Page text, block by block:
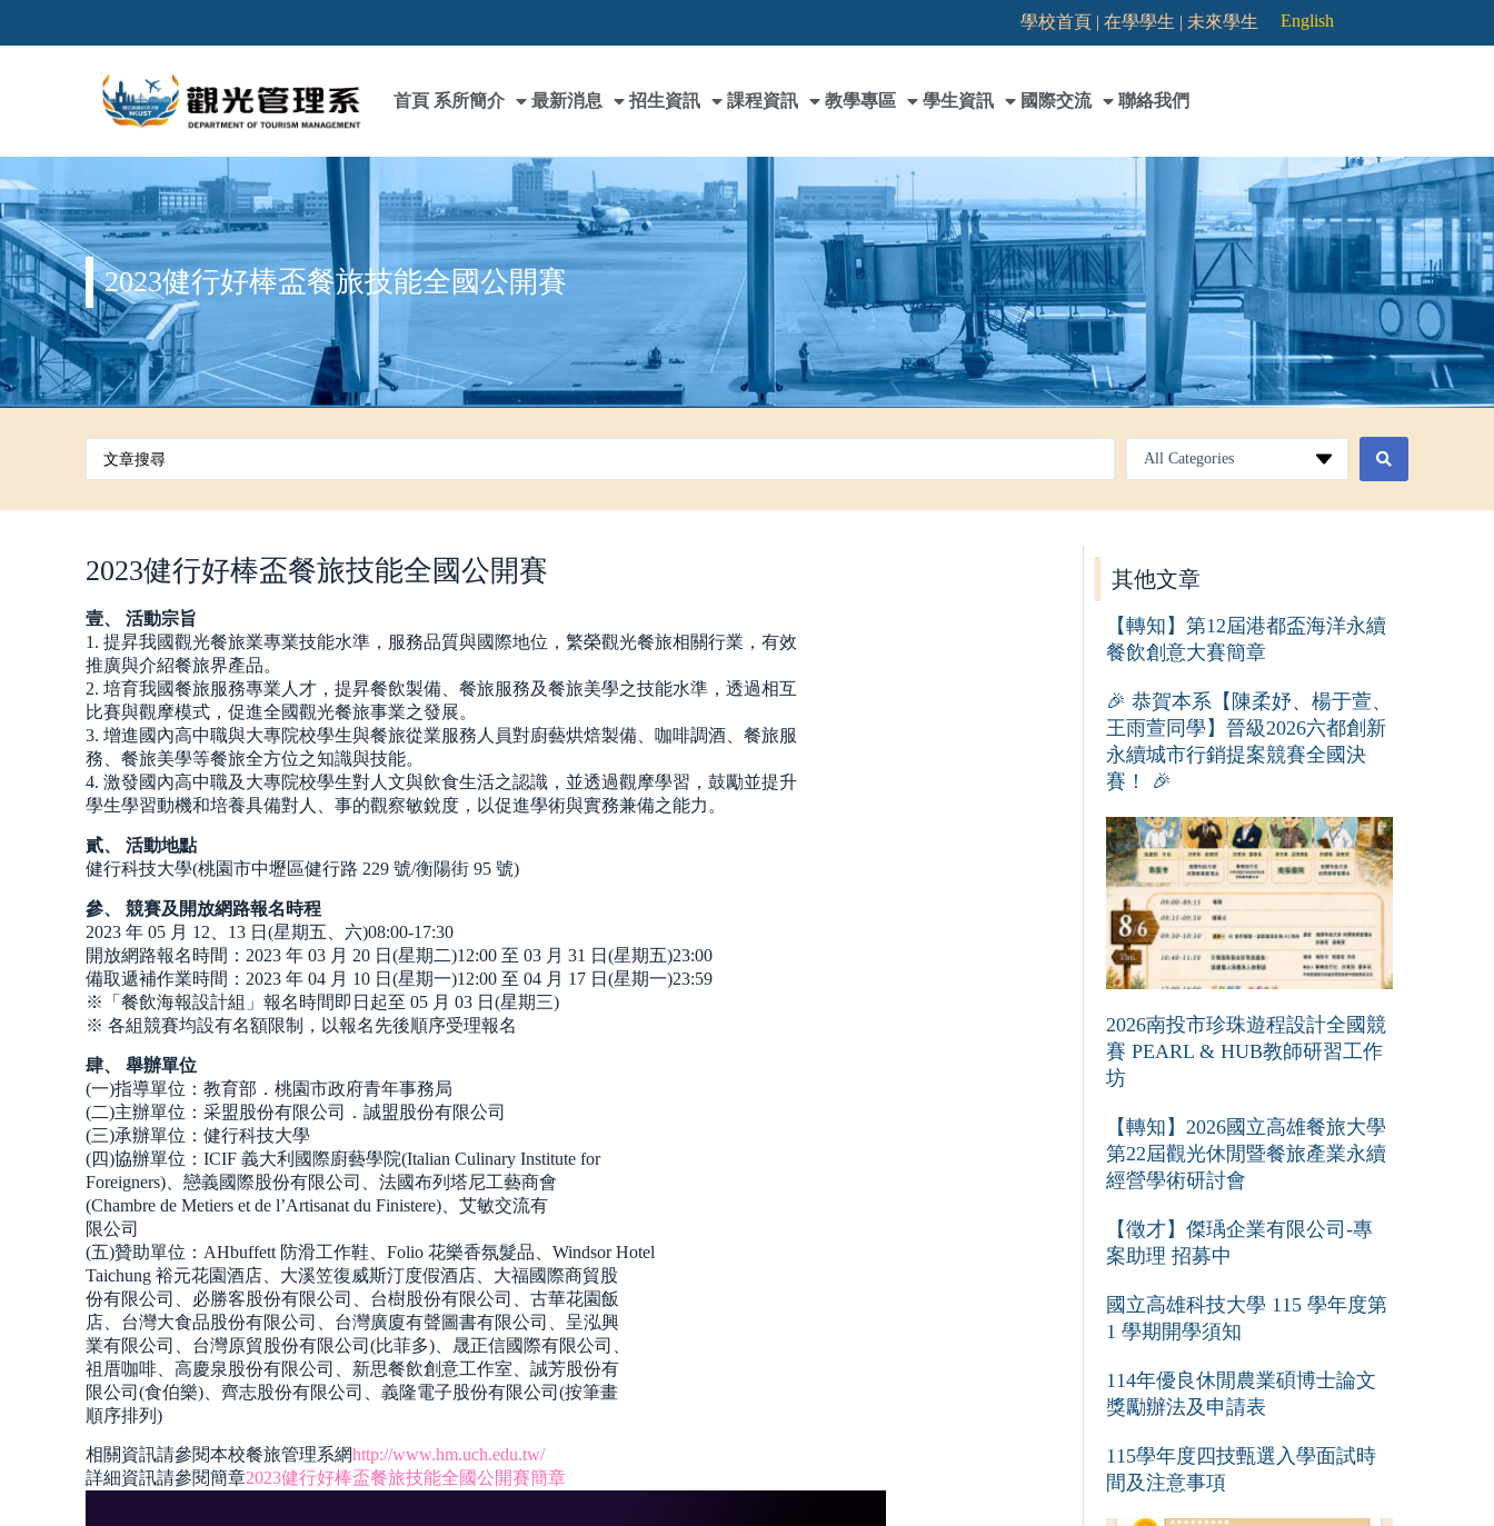
學校首頁 |在學學生 | 未來學生 English
首頁 系所簡介 最新消息 招生資訊 課程資訊 教學專區 學生資訊 國際交流 聯絡我們
2023健行好棒盃餐旅技能全國公開賽
All Categories
2023健行好棒盃餐旅技能全國公開賽
壹、 活動宗旨
1. 提昇我國觀光餐旅業專業技能水準，服務品質與國際地位，繁榮觀光餐旅相關行業，有效
推廣與介紹餐旅界產品。
2. 培育我國餐旅服務專業人才，提昇餐飲製備、餐旅服務及餐旅美學之技能水準，透過相互
比賽與觀摩模式，促進全國觀光餐旅事業之發展。
3. 增進國內高中職與大專院校學生與餐旅從業服務人員對廚藝烘焙製備、咖啡調酒、餐旅服
務、餐旅美學等餐旅全方位之知識與技能。
4. 激發國內高中職及大專院校學生對人文與飲食生活之認識，並透過觀摩學習，鼓勵並提升
學生學習動機和培養具備對人、事的觀察敏銳度，以促進學術與實務兼備之能力。
貳、 活動地點
健行科技大學(桃園市中壢區健行路 229 號/衡陽街 95 號)
參、 競賽及開放網路報名時程
2023 年 05 月 12、13 日(星期五、六)08:00-17:30
開放網路報名時間：2023 年 03 月 20 日(星期二)12:00 至 03 月 31 日(星期五)23:00
備取遞補作業時間：2023 年 04 月 10 日(星期一)12:00 至 04 月 17 日(星期一)23:59
※「餐飲海報設計組」報名時間即日起至 05 月 03 日(星期三)
※ 各組競賽均設有名額限制，以報名先後順序受理報名
肆、 舉辦單位
(一)指導單位：教育部．桃園市政府青年事務局
(二)主辦單位：采盟股份有限公司．誠盟股份有限公司
(三)承辦單位：健行科技大學
(四)協辦單位：ICIF 義大利國際廚藝學院(Italian Culinary Institute for
Foreigners)、戀義國際股份有限公司、法國布列塔尼工藝商會
(Chambre de Metiers et de l’Artisanat du Finistere)、艾敏交流有
限公司
(五)贊助單位：AHbuffett 防滑工作鞋、Folio 花樂香氛髮品、Windsor Hotel
Taichung 裕元花園酒店、大溪笠復威斯汀度假酒店、大福國際商貿股
份有限公司、必勝客股份有限公司、台樹股份有限公司、古華花園飯
店、台灣大食品股份有限公司、台灣廣廈有聲圖書有限公司、呈泓興
業有限公司、台灣原貿股份有限公司(比菲多)、晟正信國際有限公司、
祖厝咖啡、高慶泉股份有限公司、新思餐飲創意工作室、誠芳股份有
限公司(食伯樂)、齊志股份有限公司、義隆電子股份有限公司(按筆畫
順序排列)
相關資訊請參閱本校餐旅管理系網http://www.hm.uch.edu.tw/
詳細資訊請參閱簡章2023健行好棒盃餐旅技能全國公開賽簡章
其他文章
【轉知】第12屆港都盃海洋永續
餐飲創意大賽簡章
🎉 恭賀本系【陳柔妤、楊于萱、
王雨萱同學】晉級2026六都創新
永續城市行銷提案競賽全國決
賽！ 🎉
2026南投市珍珠遊程設計全國競
賽 PEARL & HUB教師研習工作
坊
【轉知】2026國立高雄餐旅大學
第22屆觀光休閒暨餐旅產業永續
經營學術研討會
【徵才】傑瑀企業有限公司-專
案助理 招募中
國立高雄科技大學 115 學年度第
1 學期開學須知
114年優良休閒農業碩博士論文
獎勵辦法及申請表
115學年度四技甄選入學面試時
間及注意事項